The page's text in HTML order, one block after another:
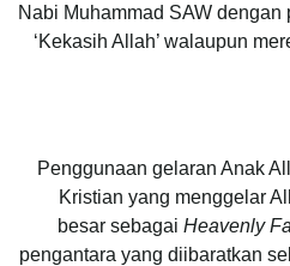
Nabi Muhammad SAW dengan
‘Kekasih Allah’ walaupun
Penggunaan gelaran Anak
Kristian yang menggelar
besar sebagai Heavenly
pengantara yang diibaratkan